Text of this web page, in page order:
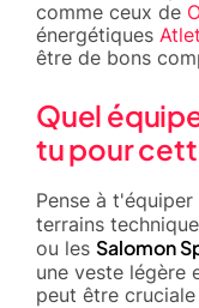
comme ceux de
énergétiques
être de bons
Quel
tu pour
Pense à
terrains
ou les Salomon
une veste légère
peut être